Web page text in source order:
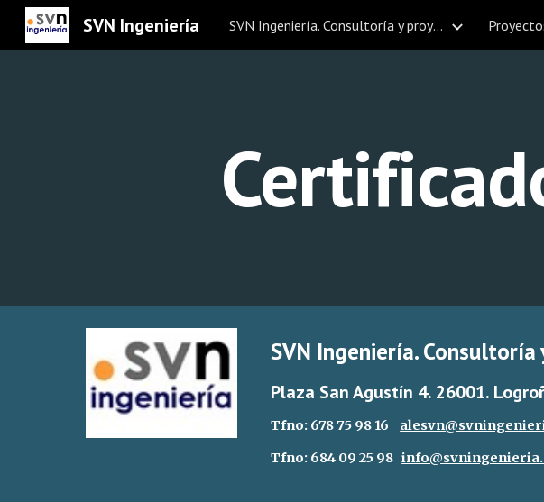
Skip to main content
SVN Ingeniería SVN Ingeniería. Consultoría y proyectos en La Rioja
SVN Ingeniería. Consultoría
Plaza San Agustín 4. 26001.
Tfno: 678 75 98 16
Tfno: 684 09 25 98